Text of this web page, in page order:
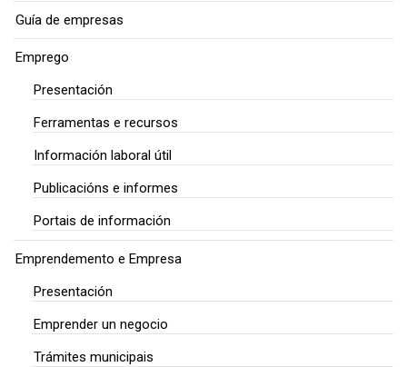
Guía de empresas
Emprego
Presentación
Ferramentas e recursos
Información laboral útil
Publicacións e informes
Portais de información
Emprendemento e Empresa
Presentación
Emprender un negocio
Trámites municipais